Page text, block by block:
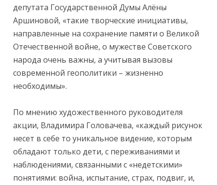
депутата Государственной Думы Алёны
Аршиновой, «такие творческие инициативы,
направленные на сохранение памяти о Великой
Отечественной войне, о мужестве Советского
народа очень важны, а учитывая вызовы
современной геополитики – жизненно
необходимы».
По мнению художественного руководителя
акции, Владимира Головачева, «каждый рисунок
несет в себе то уникальное видение, которым
обладают только дети, с переживаниями и
наблюдениями, связанными с «недетскими»
понятиями: война, испытание, страх, подвиг, и,